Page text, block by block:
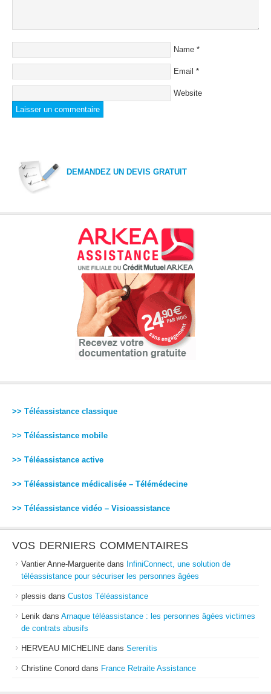
Name *
Email *
Website
DEMANDEZ UN DEVIS GRATUIT
>> Téléassistance classique
>> Téléassistance mobile
>> Téléassistance active
>> Téléassistance médicalisée – Télémédecine
>> Téléassistance vidéo – Visioassistance
VOS DERNIERS COMMENTAIRES
Vantier Anne-Marguerite dans InfiniConnect, une solution de
téléassistance pour sécuriser les personnes âgées
plessis dans Custos Téléassistance
Lenik dans Arnaque téléassistance : les personnes âgées victimes
de contrats abusifs
HERVEAU MICHELINE dans Serenitis
Christine Conord dans France Retraite Assistance